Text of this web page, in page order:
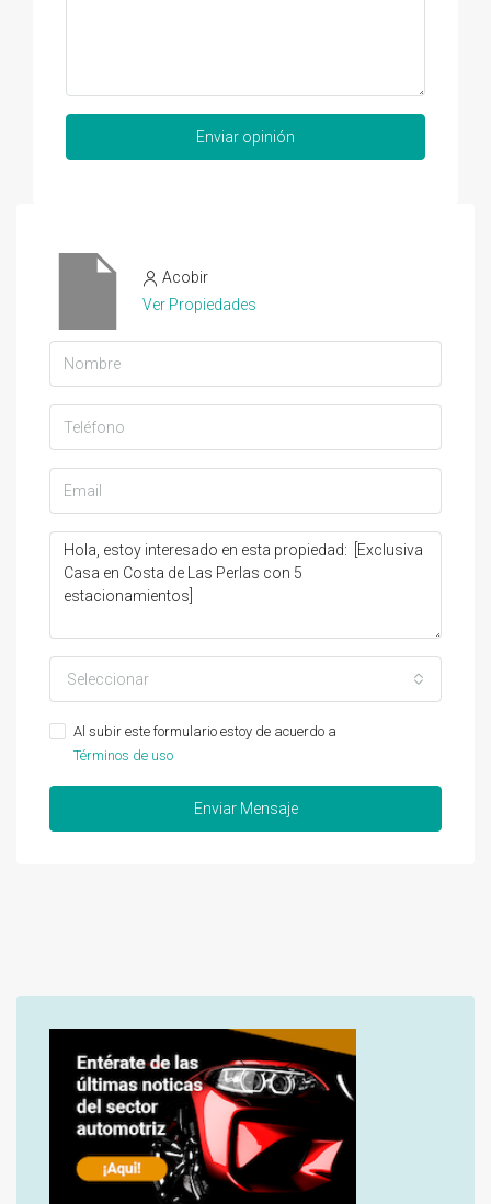
Enviar opinión
Acobir
Ver Propiedades
Seleccionar
Al subir este formulario estoy de acuerdo a
Términos de uso
Enviar Mensaje